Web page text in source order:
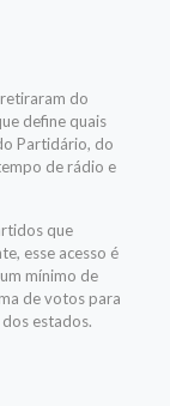
do
define quais
Partidário, do
de rádio e
que
esse acesso é
mínimo de
de votos para
estados.